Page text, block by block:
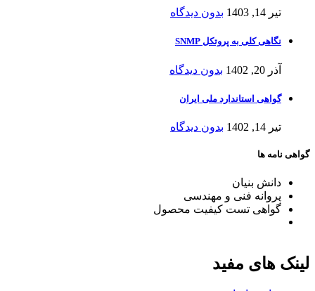
تیر 14, 1403 بدون دیدگاه
نگاهی کلی به پروتکل SNMP
آذر 20, 1402 بدون دیدگاه
گواهی استاندارد ملی ایران
تیر 14, 1402 بدون دیدگاه
گواهی نامه ها
دانش بنیان
پروانه فنی و مهندسی
گواهی تست کیفیت محصول
لینک های مفید